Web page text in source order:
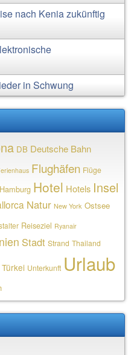
nach Kenia zukünftig
in Schwung
DB Deutsche Bahn
Flughäfen Flüge
Hamburg Hotel Hotels Insel
Natur New York Ostsee
Reiseziel Ryanair
Stadt Strand Thailand
Türkei Unterkunft Urlaub